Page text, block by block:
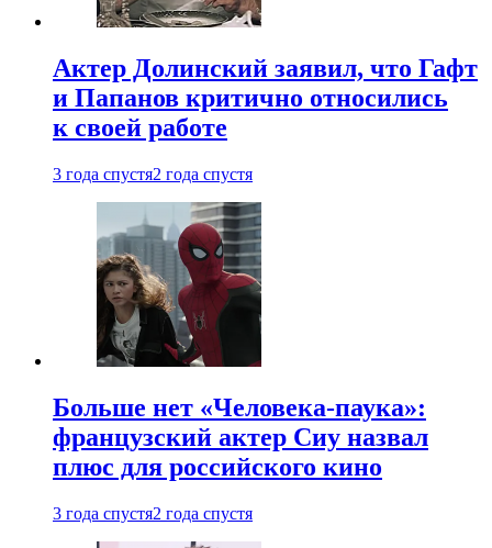
Актер Долинский заявил, что Гафт
и Папанов критично относились
к своей работе
3 года спустя2 года спустя
Больше нет «Человека-паука»:
французский актер Сиу назвал
плюс для российского кино
3 года спустя2 года спустя